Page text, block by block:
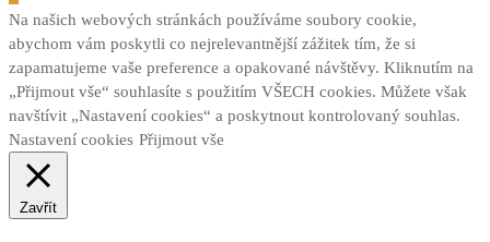
Na našich webových stránkách používáme soubory cookie,
abychom vám poskytli co nejrelevantnější zážitek tím, že si
zapamatujeme vaše preference a opakované návštěvy. Kliknutím na
„Přijmout vše“ souhlasíte s použitím VŠECH cookies. Můžete však
navštívit „Nastavení cookies“ a poskytnout kontrolovaný souhlas.
Nastavení cookies Přijmout vše
Zavřít